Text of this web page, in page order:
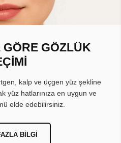
GÖZLÜK
kalp ve üçgen yüz şekline
yüz hatlarınıza en uygun ve
elde edebilirsiniz.
BILGI